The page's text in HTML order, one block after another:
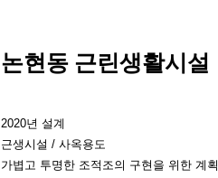
논현동 근린생활시설
2020년 설계
근생시설 / 사옥용도
가볍고 투명한 조적조의 구현을 위한 계획